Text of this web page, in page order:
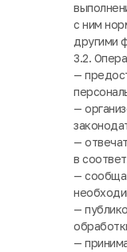
с ним
другими
3.2.
—
—
—
в
—
—
—